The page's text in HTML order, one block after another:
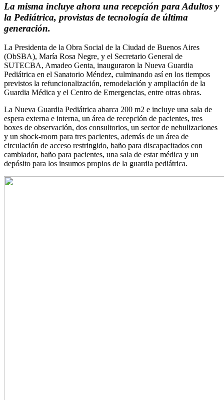
La misma incluye ahora una recepción para Adultos y
la Pediátrica, provistas de tecnología de última
generación.
La Presidenta de la Obra Social de la Ciudad de Buenos Aires
(ObSBA), María Rosa Negre, y el Secretario General de
SUTECBA, Amadeo Genta, inauguraron la Nueva Guardia
Pediátrica en el Sanatorio Méndez, culminando así en los tiempos
previstos la refuncionalización, remodelación y ampliación de la
Guardia Médica y el Centro de Emergencias, entre otras obras.
La Nueva Guardia Pediátrica abarca 200 m2 e incluye una sala de
espera externa e interna, un área de recepción de pacientes, tres
boxes de observación, dos consultorios, un sector de nebulizaciones
y un shock-room para tres pacientes, además de un área de
circulación de acceso restringido, baño para discapacitados con
cambiador, baño para pacientes, una sala de estar médica y un
depósito para los insumos propios de la guardia pediátrica.